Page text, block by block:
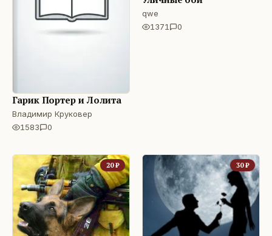
Гарик Портер и Лолита
Владимир Круковер
1583
0
qwe
1371
0
20₽ 30₽